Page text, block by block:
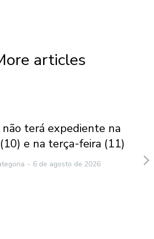
articles
terá expediente na
e na terça-feira (11)
6 de agosto de 2026